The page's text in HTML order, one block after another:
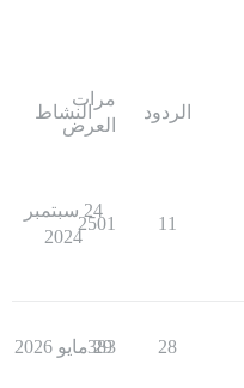
الردود
مرات
العرض
النشاط
11
2501
24 سبتمبر
2024
28
383
29 مايو 2026